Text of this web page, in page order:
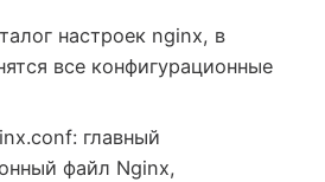
настроек nginx, в
все конфигурационные
главный
файл Nginx,